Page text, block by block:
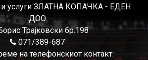
и услуги ЗЛАТНА КОПАЧКА - ЕДЕН
ДОО
Трајковски бр.198
071/389-687
на телефонскиот контакт: